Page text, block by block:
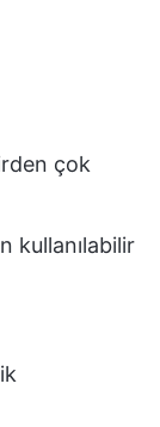
çok
kullanılabilir